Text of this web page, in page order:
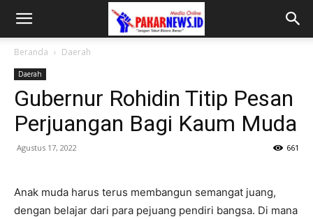
Beranda Daerah
Daerah
Gubernur Rohidin Titip Pesan
Perjuangan Bagi Kaum Muda
Agustus 17, 2022 661
Anak muda harus terus membangun semangat juang,
dengan belajar dari para pejuang pendiri bangsa. Di mana